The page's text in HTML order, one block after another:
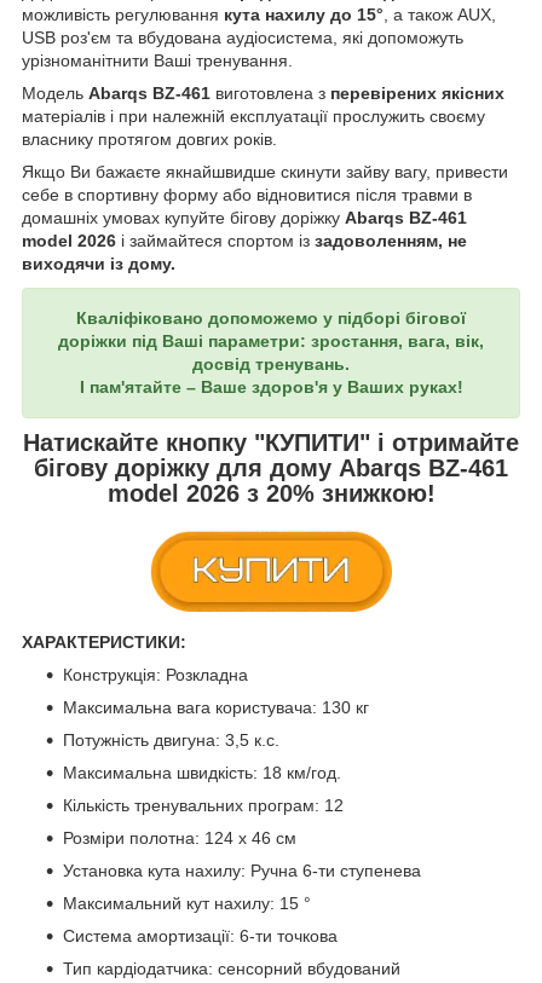
можливість регулювання кута нахилу до 15° , а також AUX,
USB роз'єм та вбудована аудіосистема, які допоможуть
урізноманітнити Ваші тренування.
Модель Abarqs BZ-461 виготовлена з перевірених якісних
матеріалів і при належній експлуатації прослужить своєму
власнику протягом довгих років.
Якщо Ви бажаєте якнайшвидше скинути зайву вагу, привести
себе в спортивну форму або відновитися після травми в
домашніх умовах купуйте бігову доріжку Abarqs BZ-461
model 2026 і займайтеся спортом із задоволенням, не
виходячи із дому.
Кваліфіковано допоможемо у підборі бігової
доріжки під Ваші параметри: зростання, вага, вік,
досвід тренувань.
І пам'ятайте – Ваше здоров'я у Ваших руках!
Натискайте кнопку "КУПИТИ" і отримайте
бігову доріжку для дому Abarqs BZ-461
model 2026 з 20% знижкою!
ХАРАКТЕРИСТИКИ:
Конструкція: Розкладна
Максимальна вага користувача: 130 кг
Потужність двигуна: 3,5 к.с.
Максимальна швидкість: 18 км/год.
Кількість тренувальних програм: 12
Розміри полотна: 124 х 46 см
Установка кута нахилу: Ручна 6-ти ступенева
Максимальний кут нахилу: 15 °
Система амортизації: 6-ти точкова
Тип кардіодатчика: сенсорний вбудований